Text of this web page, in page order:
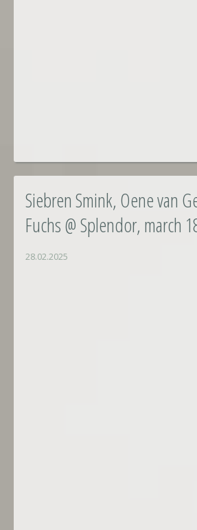
Siebren Smink, Oene van
Fuchs @ Splendor, march
28.02.2025